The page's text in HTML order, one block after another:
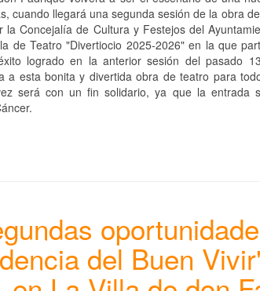
cuando llegará una segunda sesión de la obra
Concejalía de Cultura y Festejos del
de Teatro "Divertiocio 2025-2026" en la que
logrado en la anterior sesión del pasado
a esta bonita y divertida obra de teatro para
será con un fin solidario, ya que la entrada
del Buen